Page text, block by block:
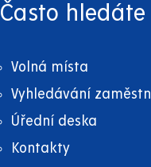
Často hledáte
Volná místa
Vyhledávání
Úřední deska
Kontakty